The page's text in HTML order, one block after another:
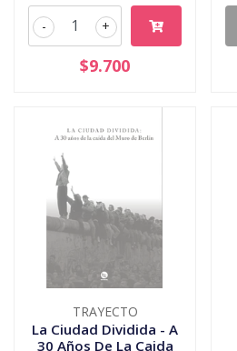
+
-
$9.700
TRAYECTO
La Ciudad Dividida - A
30 Años De La Caida